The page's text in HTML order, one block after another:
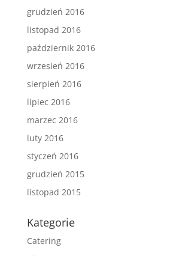
grudzień 2016
listopad 2016
październik 2016
wrzesień 2016
sierpień 2016
lipiec 2016
marzec 2016
luty 2016
styczeń 2016
grudzień 2015
listopad 2015
Kategorie
Catering